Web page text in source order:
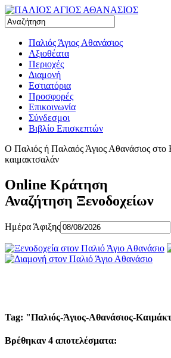
Παλιός Άγιος Αθανάσιος
Αξιοθέατα
Περιοχές
Διαμονή
Εστιατόρια
Προσφορές
Επικοινωνία
Σύνδεσμοι
Βιβλίο Επισκεπτών
Ο Παλιός ή Παλαιός Άγιος Αθανάσιος στο
καιμακτσαλάν
Online Κράτηση
Αναζήτηση Ξενοδοχείων
Ημέρα Άφιξης
Tag: "Παλιός-Άγιος-Αθανάσιος-
Βρέθηκαν 4 αποτελέσματα: